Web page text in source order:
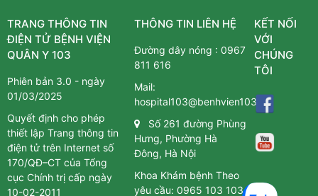
TRANG THÔNG TIN
ĐIỆN TỬ BỆNH VIỆN
QUÂN Y 103
Phiên bản 3.0 - ngày
01/03/2025
Quyết định cho phép
thiết lập Trang thông tin
điện tử trên Internet số
170/QĐ–CT của Tổng
cục Chính trị cấp ngày
10-02-2011
THÔNG TIN LIÊN HỆ
Đường dây nóng :0967
811 616
Mail:
hospital103@benhvien103.vn
Số 261 đường Phùng
Hưng, Phường Hà
Đông, Hà Nội
Khoa Khám bệnh Theo
yêu cầu:0965 103 103
KẾT NỐI
VỚI
CHÚNG
TÔI